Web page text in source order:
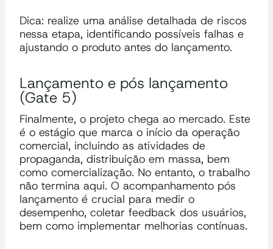
Dica: realize uma análise detalhada de riscos
nessa etapa, identificando possíveis falhas e
ajustando o produto antes do lançamento.
Lançamento e pós lançamento
(Gate 5)
Finalmente, o projeto chega ao mercado. Este
é o estágio que marca o início da operação
comercial, incluindo as atividades de
propaganda, distribuição em massa, bem
como comercialização. No entanto, o trabalho
não termina aqui. O acompanhamento pós
lançamento é crucial para medir o
desempenho, coletar feedback dos usuários,
bem como implementar melhorias contínuas.